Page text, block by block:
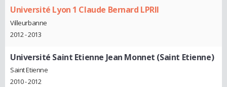
Université Lyon 1 Claude Bernard LPRII
Villeurbanne
2012 - 2013
Université Saint Etienne Jean Monnet (Saint Etienne)
Saint Etienne
2010 - 2012